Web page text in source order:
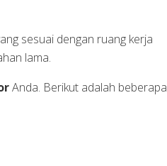
sesuai dengan ruang kerja
lama.
Anda. Berikut adalah beberapa